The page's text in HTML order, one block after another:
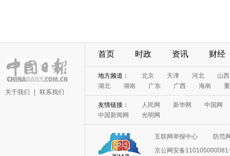
关于我们 联系我们
首页 时政 资讯 财经
地方频道： 北京 天津 河北
山西
湖北
湖南 广东 广西 海南
友情链接： 人民网 新华网
中国网
中国新闻网
光明网
互联网举报中心
防范
京公网安备110105000081